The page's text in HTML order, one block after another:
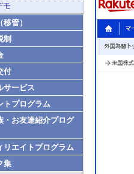
モ
管）
制
付
サービス
トプログラム
・お友達紹介プログ
リエイトプログラム
集